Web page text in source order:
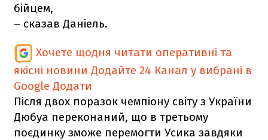
бійцем,
– сказав Даніель.
Хочете щодня читати оперативні та
якісні новини Додайте 24 Канал у вибрані в
Google Додати
Після двох поразок чемпіону світу з України
Дюбуа переконаний, що в третьому
поєдинку зможе перемогти Усика завдяки